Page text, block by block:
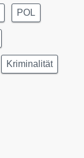
POL
Kriminalität